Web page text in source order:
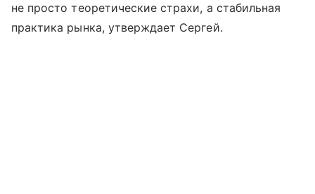
не просто теоретические страхи, а стабильная
практика рынка, утверждает Сергей.